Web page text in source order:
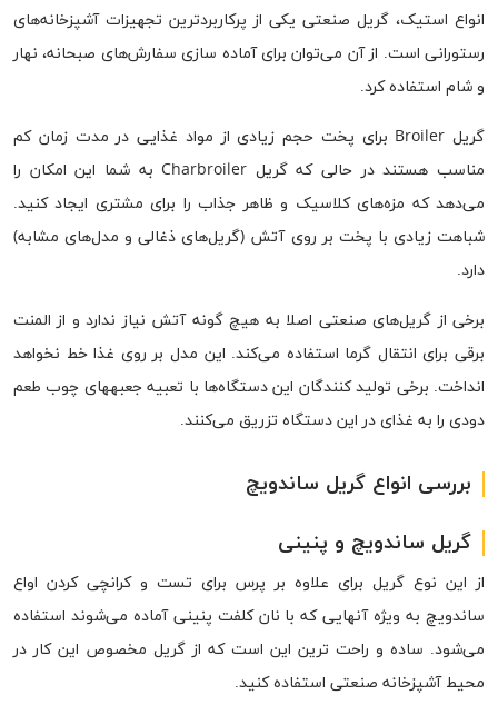
انواع استیک، گریل صنعتی یکی از پرکاربردترین تجهیزات آشپزخانه‌های
رستورانی است. از آن می‌توان برای آماده سازی سفارش‌های صبحانه، نهار
و شام استفاده کرد.
گریل Broiler برای پخت حجم زیادی از مواد غذایی در مدت زمان کم
مناسب هستند در حالی که گریل Charbroiler به شما این امکان را
می‌دهد که مزه‌های کلاسیک و ظاهر جذاب را برای مشتری ایجاد کنید.
شباهت زیادی با پخت بر روی آتش (گریل‌های ذغالی و مدل‌های مشابه)
دارد.
برخی از گریل‌های صنعتی اصلا به هیچ گونه آتش نیاز ندارد و از المنت
برقی برای انتقال گرما استفاده می‌کند. این مدل بر روی غذا خط نخواهد
انداخت. برخی تولید کنندگان این دستگاه‌ها با تعبیه جعبه‎های چوب طعم
دودی را به غذای در این دستگاه تزریق می‌کنند.
بررسی انواع گریل ساندویچ
گریل ساندویچ و پنینی
از این نوع گریل برای علاوه بر پرس برای تست و کرانچی کردن اواع
ساندویچ به ویژه آنهایی که با نان کلفت پنینی آماده می‌شوند استفاده
می‌شود. ساده و راحت ترین این است که از گریل مخصوص این کار در
محیط آشپزخانه صنعتی استفاده کنید.